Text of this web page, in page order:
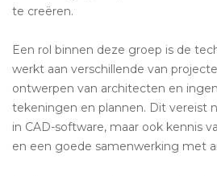
te creëren.
Een rol binnen deze groep is de
werkt aan verschillende van
ontwerpen van architecten en
tekeningen en plannen. Dit vereist
in CAD-software, maar ook kennis
en een goede samenwerking met